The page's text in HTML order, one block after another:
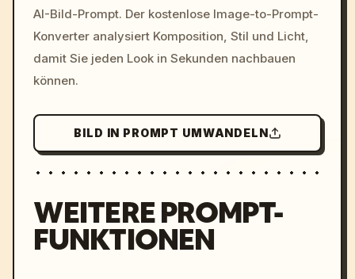
colors, 8k --v 6.0
AI-Bild-Prompt. Der kostenlose Image-to-Prompt-
Konverter analysiert Komposition, Stil und Licht,
damit Sie jeden Look in Sekunden nachbauen
können.
BILD IN PROMPT UMWANDELN
WEITERE PROMPT-
FUNKTIONEN